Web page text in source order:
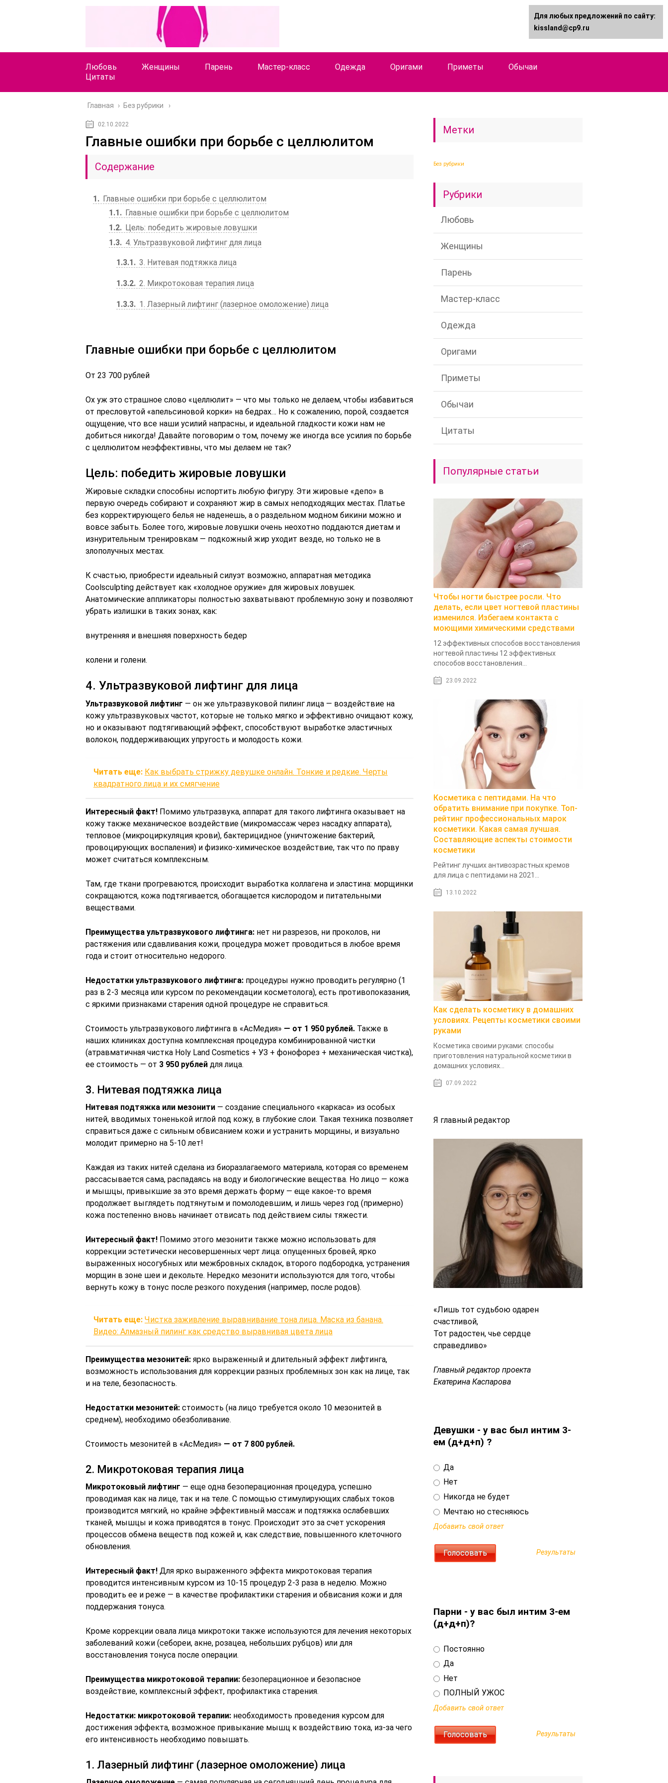
Любовь Женщины Парень Мастер-класс Одежда Оригами Приметы
Обычаи
Цитаты
Главная › Без рубрики
02.10.2022
Главные ошибки при борьбе с целлюлитом
Содержание
1
Главные ошибки при борьбе с целлюлитом
1.1
Главные ошибки при борьбе с целлюлитом
1.2
Цель: победить жировые ловушки
1.3
4. Ультразвуковой лифтинг для лица
1.3.1 3. Нитевая подтяжка лица
1.3.2 2. Микротоковая терапия лица
1.3.3 1. Лазерный лифтинг (лазерное омоложение) лица
Главные ошибки при борьбе с целлюлитом
От 23 700 рублей
Ох уж это страшное слово «целлюлит» — что мы только не делаем, чтобы избавиться
от пресловутой «апельсиновой корки» на бедрах… Но к сожалению, порой, создается
ощущение, что все наши усилий напрасны, и идеальной гладкости кожи нам не
добиться никогда! Давайте поговорим о том, почему же иногда все усилия по борьбе
с целлюлитом неэффективны, что мы делаем не так?
Цель: победить жировые ловушки
Жировые складки способны испортить любую фигуру. Эти жировые «депо» в
первую очередь собирают и сохраняют жир в самых неподходящих местах. Платье
без корректирующего белья не наденешь, а о раздельном модном бикини можно и
вовсе забыть. Более того, жировые ловушки очень неохотно поддаются диетам и
изнурительным тренировкам — подкожный жир уходит везде, но только не в
злополучных местах.
К счастью, приобрести идеальный силуэт возможно, аппаратная методика
Coolsculpting действует как «холодное оружие» для жировых ловушек.
Анатомические аппликаторы полностью захватывают проблемную зону и позволяют
убрать излишки в таких зонах, как:
внутренняя и внешняя поверхность бедер
колени и голени.
4. Ультразвуковой лифтинг для лица
Ультразвуковой лифтинг — он же ультразвуковой пилинг лица — воздействие на
кожу ультразвуковых частот, которые не только мягко и эффективно очищают кожу,
но и оказывают подтягивающий эффект, способствуют выработке эластичных
волокон, поддерживающих упругость и молодость кожи.
Читать еще: Как выбрать стрижку девушке онлайн. Тонкие и редкие. Черты
квадратного лица и их смягчение
Интересный факт! Помимо ультразвука, аппарат для такого лифтинга оказывает на
кожу также механическое воздействие (микромассаж через насадку аппарата),
тепловое (микроциркуляция крови), бактерицидное (уничтожение бактерий,
провоцирующих воспаления) и физико-химическое воздействие, так что по праву
может считаться комплексным.
Там, где ткани прогреваются, происходит выработка коллагена и эластина: морщинки
сокращаются, кожа подтягивается, обогащается кислородом и питательными
веществами.
Преимущества ультразвукового лифтинга: нет ни разрезов, ни проколов, ни
растяжения или сдавливания кожи, процедура может проводиться в любое время
года и стоит относительно недорого.
Недостатки ультразвукового лифтинга: процедуры нужно проводить регулярно (1
раз в 2-3 месяца или курсом по рекомендации косметолога), есть противопоказания,
с яркими признаками старения одной процедуре не справиться.
Стоимость ультразвукового лифтинга в «АсМедия» — от 1 950 рублей. Также в
наших клиниках доступна комплексная процедура комбинированной чистки
(атравматичная чистка Holy Land Cosmetics + УЗ + фонофорез + механическая чистка),
ее стоимость — от 3 950 рублей для лица.
3. Нитевая подтяжка лица
Нитевая подтяжка или мезонити — создание специального «каркаса» из особых
нитей, вводимых тоненькой иглой под кожу, в глубокие слои. Такая техника позволяет
справиться даже с сильным обвисанием кожи и устранить морщины, и визуально
молодит примерно на 5-10 лет!
Каждая из таких нитей сделана из биоразлагаемого материала, которая со временем
рассасывается сама, распадаясь на воду и биологические вещества. Но лицо — кожа
и мышцы, привыкшие за это время держать форму — еще какое-то время
продолжает выглядеть подтянутым и помолодевшим, и лишь через год (примерно)
кожа постепенно вновь начинает отвисать под действием силы тяжести.
Интересный факт! Помимо этого мезонити также можно использовать для
коррекции эстетически несовершенных черт лица: опущенных бровей, ярко
выраженных носогубных или межбровных складок, второго подбородка, устранения
морщин в зоне шеи и декольте. Нередко мезонити используются для того, чтобы
вернуть кожу в тонус после резкого похудения (например, после родов).
Читать еще: Чистка заживление выравнивание тона лица. Маска из банана.
Видео: Алмазный пилинг как средство выравнивая цвета лица
Преимущества мезонитей: ярко выраженный и длительный эффект лифтинга,
возможность использования для коррекции разных проблемных зон как на лице, так
и на теле, безопасность.
Недостатки мезонитей: стоимость (на лицо требуется около 10 мезонитей в
среднем), необходимо обезболивание.
Стоимость мезонитей в «АсМедия» — от 7 800 рублей.
2. Микротоковая терапия лица
Микротоковый лифтинг — еще одна безоперационная процедура, успешно
проводимая как на лице, так и на теле. С помощью стимулирующих слабых токов
производится мягкий, но крайне эффективный массаж и подтяжка ослабевших
тканей, мышцы и кожа приводятся в тонус. Происходит это за счет ускорения
процессов обмена веществ под кожей и, как следствие, повышенного клеточного
обновления.
Интересный факт! Для ярко выраженного эффекта микротоковая терапия
проводится интенсивным курсом из 10-15 процедур 2-3 раза в неделю. Можно
проводить ее и реже — в качестве профилактики старения и обвисания кожи и для
поддержания тонуса.
Кроме коррекции овала лица микротоки также используются для лечения некоторых
заболеваний кожи (себореи, акне, розацеа, небольших рубцов) или для
восстановления тонуса после операции.
Преимущества микротоковой терапии: безоперационное и безопасное
воздействие, комплексный эффект, профилактика старения.
Недостатки: микротоковой терапии: необходимость проведения курсом для
достижения эффекта, возможное привыкание мышц к воздействию тока, из-за чего
его интенсивность необходимо повышать.
1. Лазерный лифтинг (лазерное омоложение) лица
Метки
Без рубрики
Рубрики
Любовь
Женщины
Парень
Мастер-класс
Одежда
Оригами
Приметы
Обычаи
Цитаты
Популярные статьи
Чтобы ногти быстрее росли. Что
делать, если цвет ногтевой пластины
изменился. Избегаем контакта с
моющими химическими средствами
12 эффективных способов восстановления
ногтевой пластины 12 эффективных
способов восстановления...
23.09.2022
Косметика с пептидами. На что
обратить внимание при покупке. Топ-
рейтинг профессиональных марок
косметики. Какая самая лучшая.
Составляющие аспекты стоимости
косметики
Рейтинг лучших антивозрастных кремов
для лица с пептидами на 2021...
13.10.2022
Как сделать косметику в домашних
условиях. Рецепты косметики своими
руками
Косметика своими руками: способы
приготовления натуральной косметики в
домашних условиях...
07.09.2022
Я главный редактор
«Лишь тот судьбою одарен
счастливой,
Тот радостен, чье сердце
справедливо»
Главный редактор проекта
Екатерина Каспарова
Девушки - у вас был интим 3-
ем (д+д+п) ?
Да
Нет
Никогда не будет
Мечтаю но стесняюсь
Добавить свой ответ
Результаты
Парни - у вас был интим 3-ем
(д+д+п)?
Постоянно
Да
Нет
ПОЛНЫЙ УЖОС
Добавить свой ответ
Результаты
Для любых предложений по сайту:
kissland@cp9.ru